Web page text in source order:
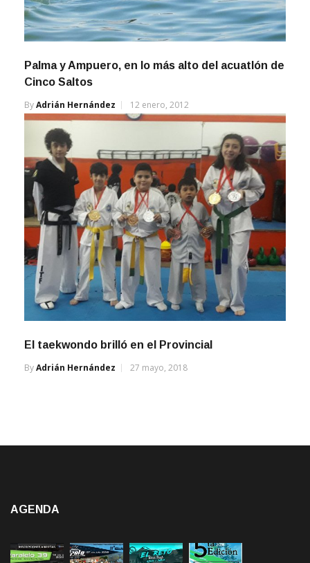
Palma y Ampuero, en lo más alto del acuatlón de
Cinco Saltos
ByAdrián Hernández 12 enero, 2012
El taekwondo brilló en el Provincial
ByAdrián Hernández 27 mayo, 2018
AGENDA